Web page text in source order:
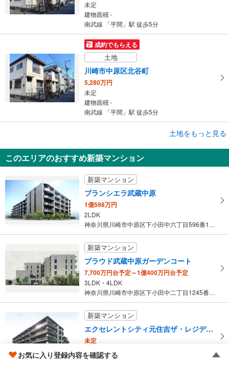
未定
建物面積 -
南武線 「平間」駅 徒歩5分
成約でもらえる
土地
川崎市中原区北谷町
5,280万円
未定
建物面積 -
南武線 「平間」駅 徒歩5分
川崎市中原区井田2丁目
未定
建物面積 -
東急東横線 「日吉」駅 徒歩14分
土地をもっと見る
このエリアのおすすめ新築マンション
新築マンション
ブランシエラ武蔵中原
1億598万円
2LDK
神奈川県川崎市中原区下小田中六丁目596番1他（地番）
新築マンション
プラウド武蔵中原ガーデンコート
7,700万円台予定～1億400万円台予定
3LDK・4LDK
神奈川県川崎市中原区下小田中二丁目1245番（地番）
新築マンション
エクセレントシティ元住吉ザ・レジデンス
未定
神奈川県川崎市中原区井田杉山町570、571-1、-2、577-…
お気に入り登録内容を確認する